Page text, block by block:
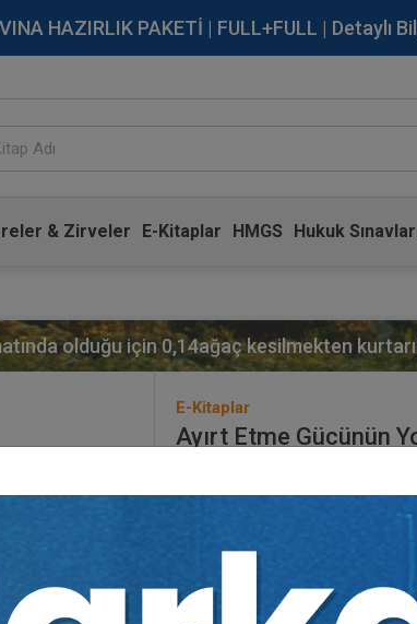
HAZIRLIK PAKETİ | FULL+FULL | Detaylı
& Zirveler E-Kitaplar HMGS Hukuk
olduğu için0,14ağaç kesilmekten
E-Kitaplar
Ayırt Etme Gücünün
Yayınevi: Aristo Yayınevi
Sayfa Sayısı:
Yayın Tarihi: 02.07.2025
Baskı: